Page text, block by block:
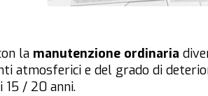
la manutenzione ordinaria
atmosferici e del grado di
15 / 20 anni.